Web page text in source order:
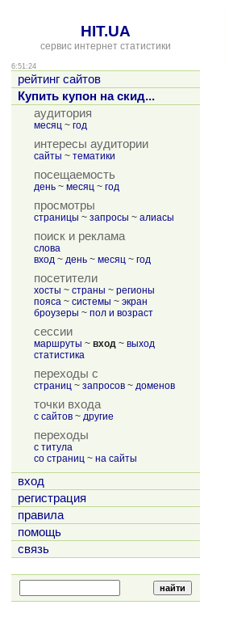
HIT.UA
сервис интернет статистики
6:51:24
рейтинг сайтов
Купить купон на скид...
аудитория
месяц ~ год
интересы аудитории
сайты ~ тематики
посещаемость
день ~ месяц ~ год
просмотры
страницы ~ запросы ~ алиасы
поиск и реклама
слова
вход ~ день ~ месяц ~ год
посетители
хосты ~ страны ~ регионы
пояса ~ системы ~ экран
броузеры ~ пол и возраст
сессии
маршруты ~ вход ~ выход
статистика
переходы с
страниц ~ запросов ~ доменов
точки входа
с сайтов ~ другие
переходы
с титула
со страниц ~ на сайты
вход
регистрация
правила
помощь
связь